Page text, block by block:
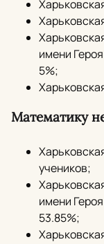
имени
5%;
Математику
учеников;
имени
53.85%;